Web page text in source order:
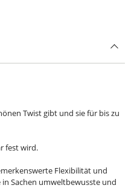
Twist gibt und sie für bis zu
fest wird.
Flexibilität und
Sachen umweltbewusste und